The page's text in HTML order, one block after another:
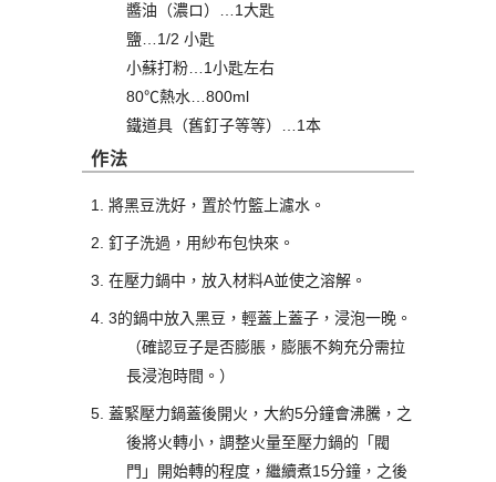
醬油（濃ロ）…1大匙
鹽…1/2 小匙
小蘇打粉…1小匙左右
80℃熱水…800ml
鐵道具（舊釘子等等）…1本
作法
將黑豆洗好，置於竹籃上濾水。
釘子洗過，用紗布包快來。
在壓力鍋中，放入材料A並使之溶解。
3的鍋中放入黑豆，輕蓋上蓋子，浸泡一晚。
（確認豆子是否膨脹，膨脹不夠充分需拉
長浸泡時間。）
蓋緊壓力鍋蓋後開火，大約5分鐘會沸騰，之
後將火轉小，調整火量至壓力鍋的「閥
門」開始轉的程度，繼續煮15分鐘，之後